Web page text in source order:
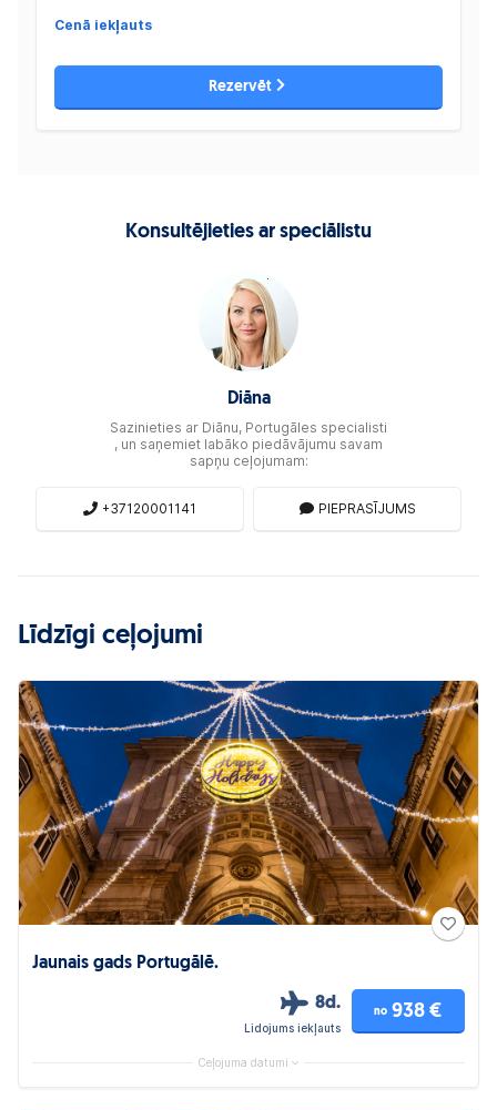
Cenā iekļauts
Rezervēt
Konsultējieties ar speciālistu
Diāna
Sazinieties ar Diānu, Portugāles specialisti
, un saņemiet labāko piedāvājumu savam
sapņu ceļojumam:
+37120001141 PIEPRASĪJUMS
Līdzīgi ceļojumi
Jaunais gads Portugālē.
8d.
Lidojums iekļauts
no 938 €
Ceļojuma datumi